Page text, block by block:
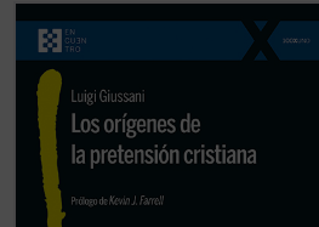
En este libro lúcido y provocador, Luigi
Giussani se adentra en la cuestión
decisiva del cristianismo: su pretensión
única e irreductible.
pretensión cristianano es un tratado
teológico, sino una propuesta ... (ver
ficha)